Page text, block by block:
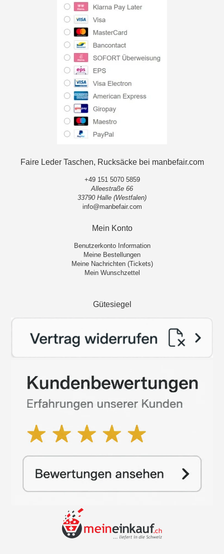
Faire Leder Taschen, Rucksäcke bei manbefair.com
+49 151 5070 5859
Alleestraße 66
33790 Halle (Westfalen)
info@manbefair.com
Mein Konto
Benutzerkonto Information
Meine Bestellungen
Meine Nachrichten (Tickets)
Mein Wunschzettel
Gütesiegel